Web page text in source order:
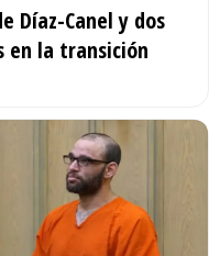
Díaz-Canel y dos
en la transición